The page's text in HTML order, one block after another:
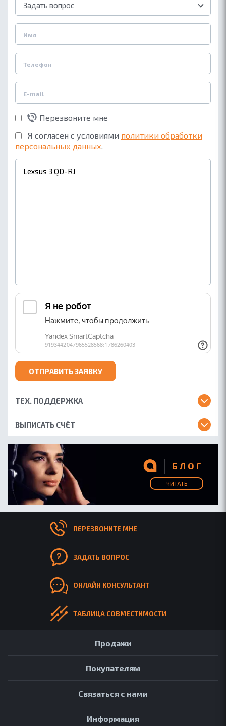
Задать вопрос
Перезвоните мне
Я согласен с условиями политики обработки
персональных данных.
ОТПРАВИТЬ ЗАЯВКУ
ТЕХ. ПОДДЕРЖКА
ВЫПИСАТЬ СЧЁТ
БЛОГ
ЧИТАТЬ
ПЕРЕЗВОНИТЕ МНЕ
ЗАДАТЬ ВОПРОС
ОНЛАЙН КОНСУЛЬТАНТ
ТАБЛИЦА СОВМЕСТИМОСТИ
Продажи
Покупателям
Связаться с нами
Информация